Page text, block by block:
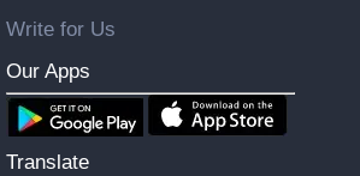
Write for Us
Our Apps
Translate